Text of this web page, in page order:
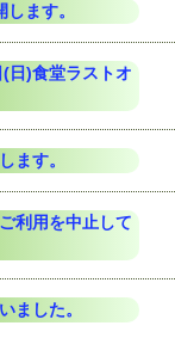
ます。
日)食堂ラストオ
ます。
利用を中止して
ました。